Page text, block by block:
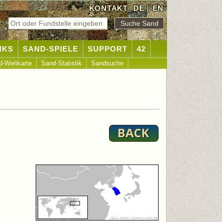
KONTAKT DE|EN
SAND-SPIELE SUPPORT 42
Weltkarte Sand-Statistik Sandsuche